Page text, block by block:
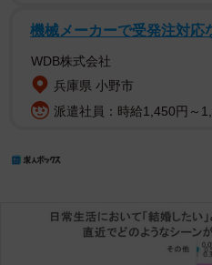
機械メーカーで受発注対応
WDB株式会社
兵庫県 小野市
派遣社員：時給1,450円～